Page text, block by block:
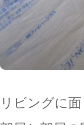
リビングに